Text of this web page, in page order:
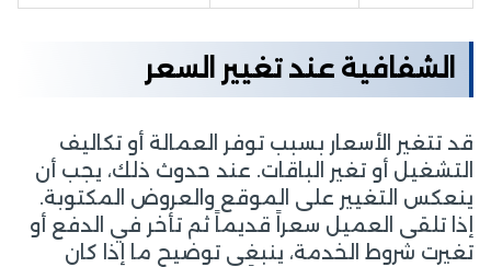
الشفافية عند تغيير السعر
قد تتغير الأسعار بسبب توفر العمالة أو تكاليف
التشغيل أو تغير الباقات. عند حدوث ذلك، يجب أن
ينعكس التغيير على الموقع والعروض المكتوبة.
إذا تلقى العميل سعراً قديماً ثم تأخر في الدفع أو
تغيرت شروط الخدمة، ينبغي توضيح ما إذا كان